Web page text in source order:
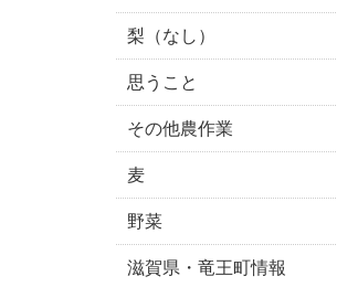
梨（なし）
思うこと
その他農作業
麦
野菜
滋賀県・竜王町情報